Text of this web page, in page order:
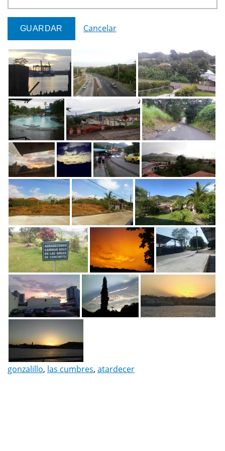
Cancelar
gonzalillo, las cumbres, atardecer